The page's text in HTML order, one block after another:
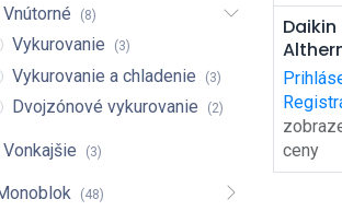
Vnútorné (8)
Vykurovanie (3)
Vykurovanie a chladenie (3)
Dvojzónové vykurovanie (2)
Vonkajšie (3)
(48)
Daikin
HT
ceny